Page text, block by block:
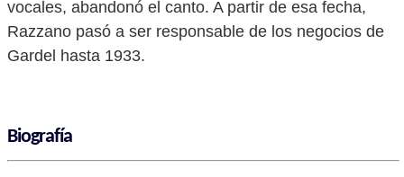
vocales, abandonó el canto. A partir de esa fecha,
Razzano pasó a ser responsable de los negocios de
Gardel hasta 1933.
Biografía